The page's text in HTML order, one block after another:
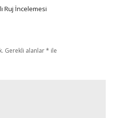
Ruj İncelemesi
Gerekli alanlar* ile